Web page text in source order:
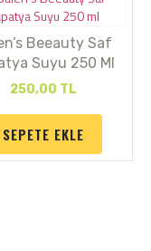
Beeauty Saf
Suyu 250 Ml
250,00 TL
SEPETE EKLE